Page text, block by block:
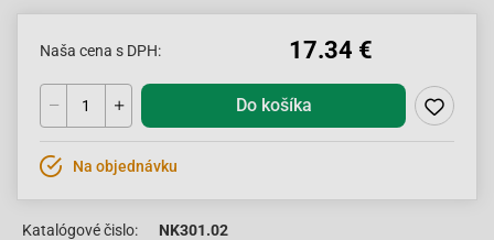
Naša cena s DPH: 17.34 €
Do košíka
Na objednávku
Katalógové čislo: NK301.02